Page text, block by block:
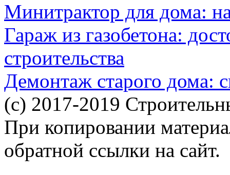
Минитрактор для дома:
Гараж из газобетона:
строительства
Демонтаж старого дома:
(c) 2017-2019
При копировании
обратной ссылки на сайт.